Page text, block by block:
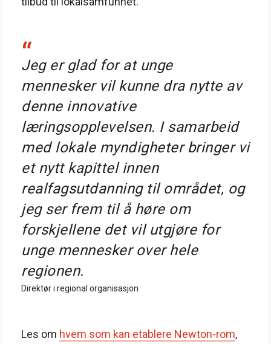
“
Jeg er glad for at unge
mennesker vil kunne dra nytte av
denne innovative
læringsopplevelsen. I samarbeid
med lokale myndigheter bringer vi
et nytt kapittel innen
realfagsutdanning til området, og
jeg ser frem til å høre om
forskjellene det vil utgjøre for
unge mennesker over hele
regionen.
Direktør i regional organisasjon
Les om hvem som kan etablere Newton-rom,